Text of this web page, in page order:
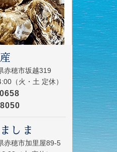
赤穂市坂越319
（火・土 定休）
しま
赤穂市加里屋89-5